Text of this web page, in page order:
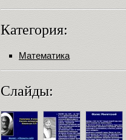
Категория:
Математика
Слайды: